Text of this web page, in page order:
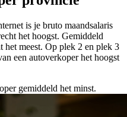
is je bruto maandsalaris
het hoogst. Gemiddeld
het meest. Op plek 2 en plek 3
een autoverkoper het hoogst
gemiddeld het minst.